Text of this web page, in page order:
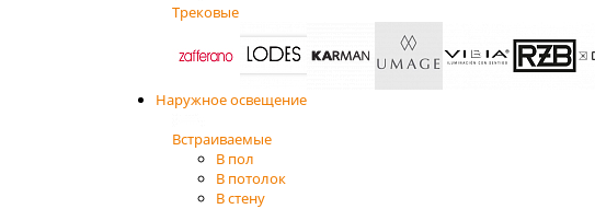
Трековые
Наружное освещение
Встраиваемые
В пол
В потолок
В стену